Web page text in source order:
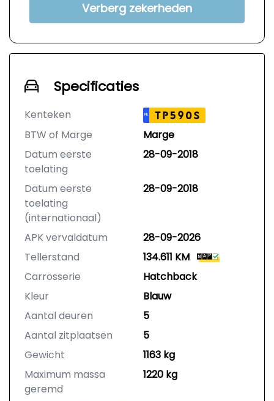
Verberg zekerheden
Specificaties
Kenteken NL TP590S
BTW of Marge
Marge
Datum eerste
toelating
28-09-2018
Datum eerste
toelating
(internationaal)
28-09-2018
APK vervaldatum
28-09-2026
Tellerstand
134.611 KM
Carrosserie
Hatchback
Kleur
Blauw
Aantal deuren
5
Aantal zitplaatsen
5
Gewicht
1163 kg
Maximum massa
geremd
1220 kg